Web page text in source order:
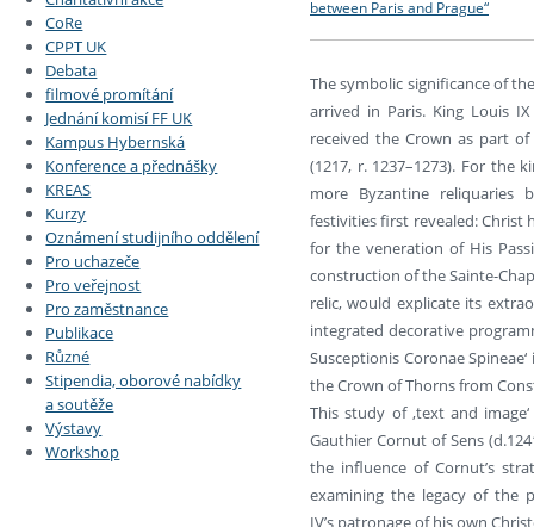
Absolventi fakulty
Fakultní školy FF UK
Vyjíždějící zaměstnanci
CoRe
CPPT UK
Debata
filmové promítání
Jednání komisí FF UK
Kampus Hybernská
Konference a přednášky
KREAS
Kurzy
Oznámení studijního oddělení
Pro uchazeče
Pro veřejnost
Pro zaměstnance
Publikace
Různé
Stipendia, oborové nabídky
a soutěže
Výstavy
Workshop
between Paris and Prague“
The symbolic significance of
arrived in Paris. King Louis IX
received the Crown as part
(1217, r. 1237–1273). For the
more Byzantine reliquaries
festivities first revealed: Christ
for the veneration of His
construction of the Sainte-
relic, would explicate its
integrated decorative
Susceptionis Coronae
the Crown of Thorns from
This study of ‚text and
Gauthier Cornut of Sens
the influence of Cornut’s
examining the legacy of the
IV’s patronage of his own